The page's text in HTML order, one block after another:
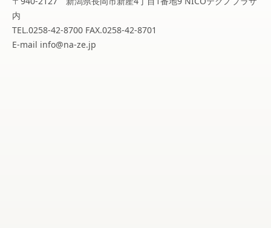
内
TEL.0258-42-8700 FAX.0258-42-8701
E-mail info@na-ze.jp